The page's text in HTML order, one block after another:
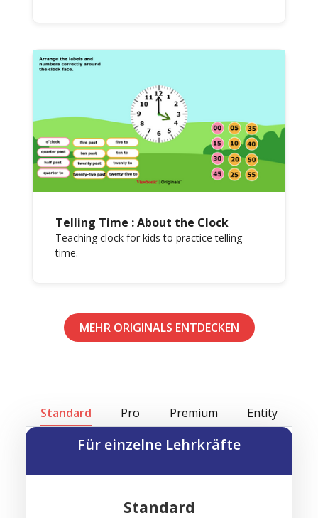
Telling Time : About the Clock
Teaching clock for kids to practice telling
time.
MEHR ORIGINALS ENTDECKEN
Standard Pro Premium Entity
Für einzelne Lehrkräfte
Standard